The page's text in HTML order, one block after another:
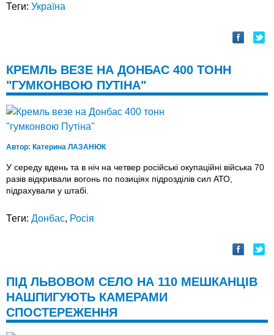
Теги: Україна
КРЕМЛЬ ВЕЗЕ НА ДОНБАС 400 ТОНН
"ГУМКОНВОЮ ПУТІНА"
Автор: Катерина ЛАЗАНЮК
У середу вдень та в ніч на четвер російські окупаційні війська 70
разів відкривали вогонь по позиціях підрозділів сил АТО,
підрахували у штабі.
Теги: Донбас, Росія
ПІД ЛЬВОВОМ СЕЛО НА 110 МЕШКАНЦІВ
НАШПИГУЮТЬ КАМЕРАМИ
СПОСТЕРЕЖЕННЯ